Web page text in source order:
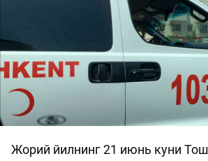
Жорий йилнинг 21 июнь куни